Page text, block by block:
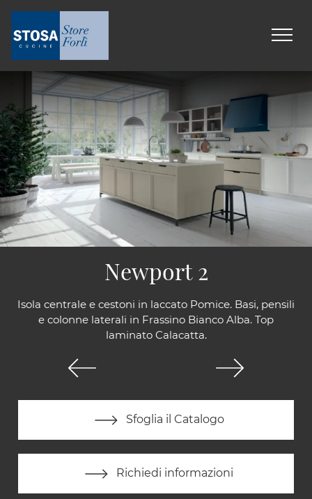
Isola centrale e cestoni in laccato Pomice. Basi, pensili
e colonne laterali in Frassino Bianco Alba. Top
laminato Calacatta.
Sfoglia il Catalogo
Richiedi informazioni
Newport 2